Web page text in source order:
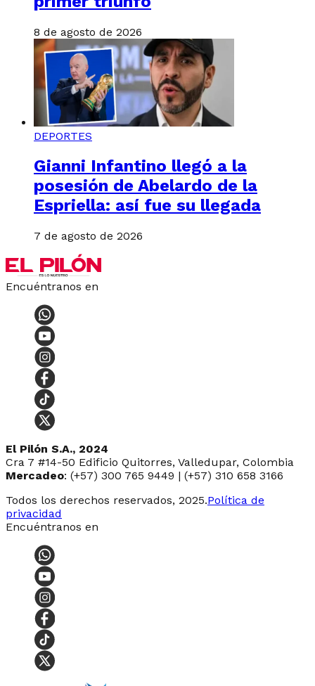
8 de agosto de 2026
DEPORTES
Gianni Infantino llegó a la
posesión de Abelardo de la
Espriella: así fue su llegada
7 de agosto de 2026
Encuéntranos en
El Pilón S.A., 2024
Cra 7 #14-50 Edificio Quitorres, Valledupar, Colombia
Mercadeo: (+57) 300 765 9449 | (+57) 310 658 3166
Todos los derechos reservados, 2025.Política de
privacidad
Encuéntranos en